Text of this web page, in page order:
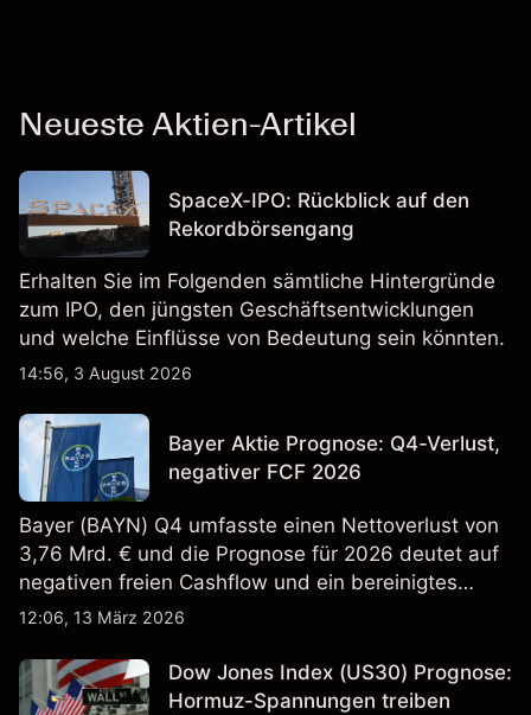
Neueste Aktien-Artikel
SpaceX-IPO: Rückblick auf den
Rekordbörsengang
Erhalten Sie im Folgenden sämtliche Hintergründe
zum IPO, den jüngsten Geschäftsentwicklungen
und welche Einflüsse von Bedeutung sein könnten.
14:56, 3 August 2026
Bayer Aktie Prognose: Q4-Verlust,
negativer FCF 2026
Bayer (BAYN) Q4 umfasste einen Nettoverlust von
3,76 Mrd. € und die Prognose für 2026 deutet auf
negativen freien Cashflow und ein bereinigtes
EBITDA von 9,6–10,1 Mrd. € hin. Die
verlässlicher Indikator für zukünftige Ergebnisse.
12:06, 13 März 2026
Dow Jones Index (US30) Prognose:
Hormuz-Spannungen treiben